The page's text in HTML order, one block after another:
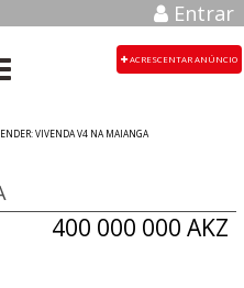
Entrar
ACRESCENTAR ANÚNCIO
VIVENDA V4 NA MAIANGA
400 000 000 AKZ